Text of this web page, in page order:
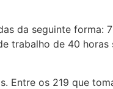
da seguinte
trabalho de 40
os 219 que